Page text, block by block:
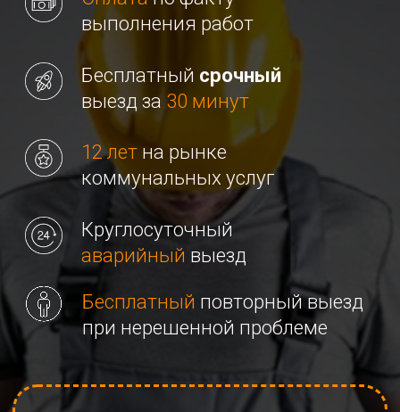
+7
Заполните форму для
аварийного вызова
Круглосуточный
аварийный
Бесплатныйповторный выезд
при нерешенной проблеме